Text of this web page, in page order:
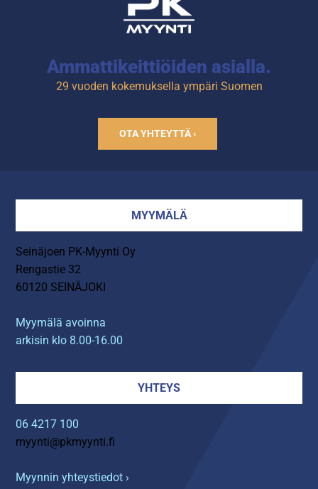
Ammattikeittiöiden asialla.
29 vuoden kokemuksella ympäri Suomen
OTA YHTEYTTÄ ›
MYYMÄLÄ
Seinäjoen PK-Myynti Oy
Rengastie 32
60120 SEINÄJOKI
Myymälä avoinna
arkisin klo 8.00-16.00
YHTEYS
06 4217 100
myynti@pkmyynti.fi
Myynnin yhteystiedot ›